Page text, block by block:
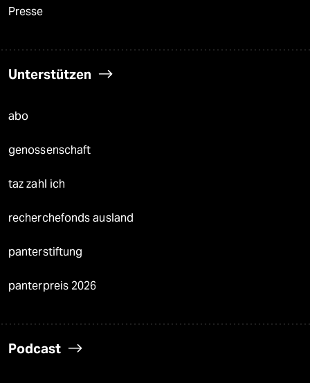
Presse
Unterstützen
abo
genossenschaft
taz zahl ich
recherchefonds ausland
panterstiftung
panterpreis 2026
Podcast